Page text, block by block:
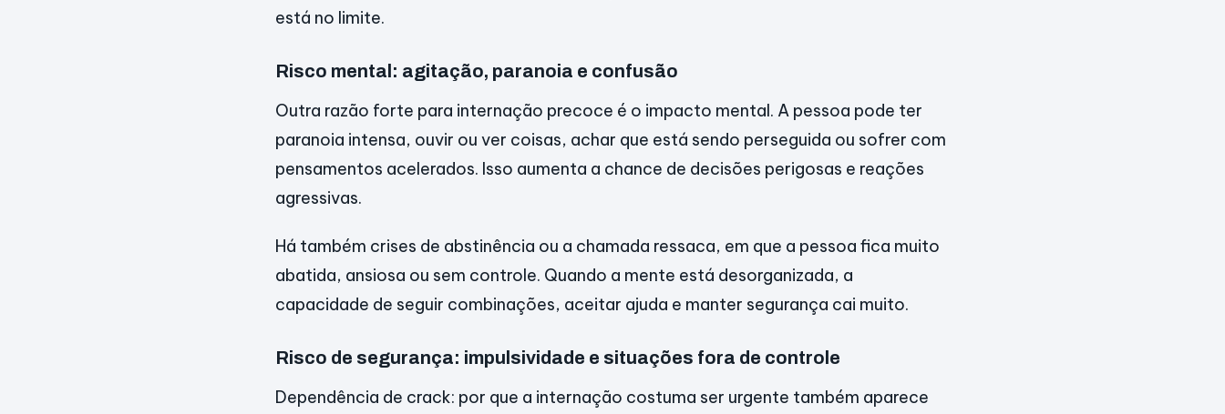
está no limite.
Risco mental: agitação, paranoia e confusão
Outra razão forte para internação precoce é o impacto mental. A pessoa pode ter
paranoia intensa, ouvir ou ver coisas, achar que está sendo perseguida ou sofrer com
pensamentos acelerados. Isso aumenta a chance de decisões perigosas e reações
agressivas.
Há também crises de abstinência ou a chamada ressaca, em que a pessoa fica muito
abatida, ansiosa ou sem controle. Quando a mente está desorganizada, a
capacidade de seguir combinações, aceitar ajuda e manter segurança cai muito.
Risco de segurança: impulsividade e situações fora de controle
Dependência de crack: por que a internação costuma ser urgente também aparece